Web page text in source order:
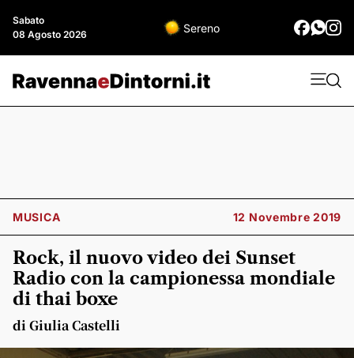
Sabato
08 Agosto 2026
Sereno
MUSICA 12 Novembre 2019
Rock, il nuovo video dei Sunset
Radio con la campionessa mondiale
di thai boxe
di Giulia Castelli